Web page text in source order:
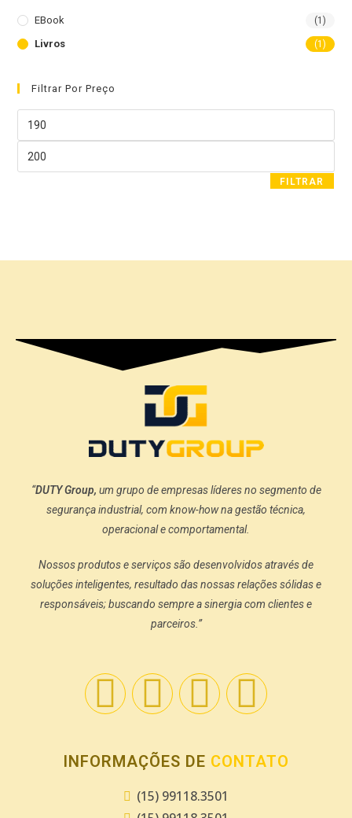
EBook (1)
Livros (1)
Filtrar Por Preço
FILTRAR
“DUTY Group, um grupo de empresas líderes no segmento de
segurança industrial, com know-how na gestão técnica,
operacional e comportamental.
Nossos produtos e serviços são desenvolvidos através de
soluções inteligentes, resultado das nossas relações sólidas e
responsáveis; buscando sempre a sinergia com clientes e
parceiros.”
INFORMAÇÕES DE CONTATO
(15) 99118.3501